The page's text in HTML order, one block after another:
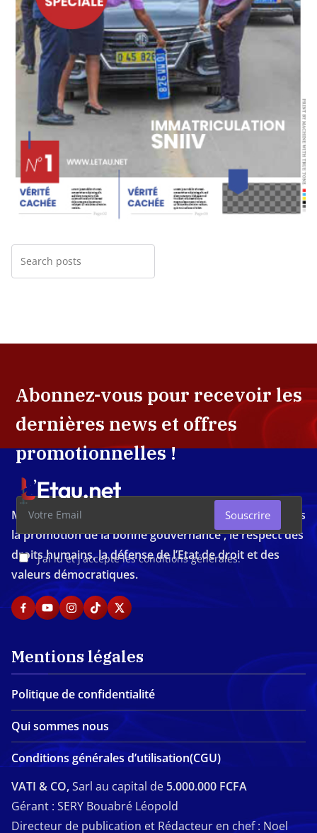
Abonnez-vous pour recevoir les
dernières news et offres
promotionnelles !
J'ai lu et j'accepte les conditions générales.
Souscrire
Média d'investigation ivoirien résolument engagé dans
la promotion de la bonne gouvernance , le respect des
droits humains, la défense de l’Etat de droit et des
valeurs démocratiques.
Mentions légales
Politique de confidentialité
Qui sommes nous
Conditions générales d’utilisation(CGU)
VATI & CO,Sarl au capital de 5.000.000 FCFA
Gérant : SERY Bouabré Léopold
Directeur de publication et Rédacteur en chef : Noel